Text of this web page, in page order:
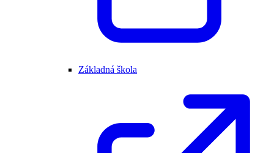
Základná škola